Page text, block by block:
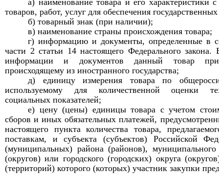
а) наименование товара и его характеристики с
товаров, работ, услуг для обеспечения
б) товарный знак (при наличии);
в) наименование страны происхождения товара;
г) информацию и документы, определенные в
части 2 статьи 14 настоящего Федерального закона.
информации и документов данный товар
происходящему из иностранного государства;
д) единицу измерения товара по
используемому для количественной оценки
социальных показателей;
е) цену (цены) единицы товара с учетом
сборов и иных обязательных платежей,
настоящего пункта количества товара,
поставкам, и субъекта (субъектов) Российской
(муниципальных) района (районов),
(округов) или городского (городских) округа
(территорий) которого (которых) участник закупки